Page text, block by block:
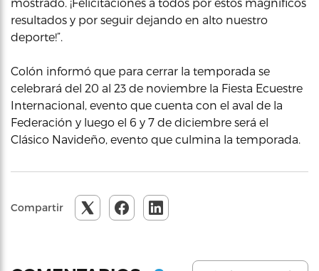
resultados y por seguir dejando en alto nuestro
deporte!”.
Colón informó que para cerrar la temporada se
celebrará del 20 al 23 de noviembre la Fiesta Ecuestre
Internacional, evento que cuenta con el aval de la
Federación y luego el 6 y 7 de diciembre será el
Clásico Navideño, evento que culmina la temporada.
Compartir